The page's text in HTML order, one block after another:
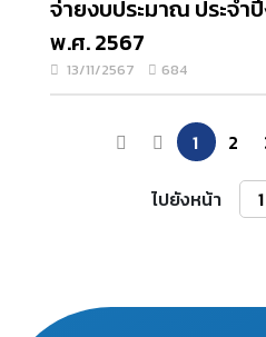
จ่ายงบประมาณ ประจํา
พ.ศ. 2567
13/11/2567 684
1 2
ไปยังหน้า